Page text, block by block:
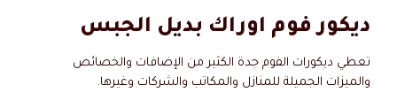
ديكور فوم اوراك بديل الجبس
تعطي ديكورات الفوم جدة الكثير من الإضافات والخصائص
والميزات الجميلة للمنازل والمكاتب والشركات وغيرها.